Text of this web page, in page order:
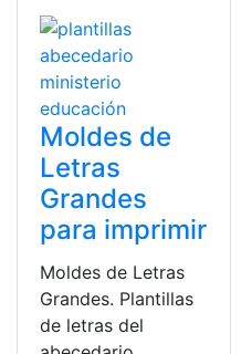
Moldes de
Letras
Grandes
para imprimir
Moldes de Letras
Grandes. Plantillas
de letras del